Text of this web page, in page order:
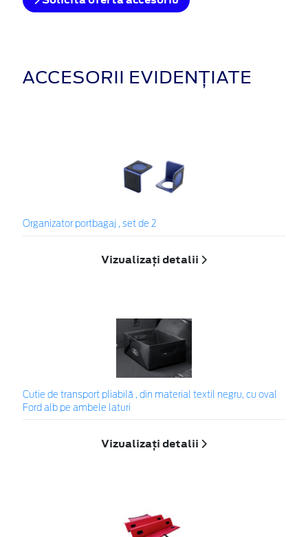
ACCESORII EVIDENȚIATE
Organizator portbagaj , set de 2
Vizualizați detalii
Cutie de transport pliabilă , din material textil negru, cu oval
Ford alb pe ambele laturi
Vizualizați detalii